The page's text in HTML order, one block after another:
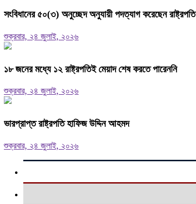
সংবিধানের ৫০(৩) অনুচ্ছেদ অনুযায়ী পদত্যাগ করেছেন রাষ্ট্রপতি
শুক্রবার, ২৪ জুলাই, ২০২৬
১৮ জনের মধ্যে ১২ রাষ্ট্রপতিই মেয়াদ শেষ করতে পারেননি
শুক্রবার, ২৪ জুলাই, ২০২৬
ভারপ্রাপ্ত রাষ্ট্রপতি হাফিজ উদ্দিন আহমদ
শুক্রবার, ২৪ জুলাই, ২০২৬